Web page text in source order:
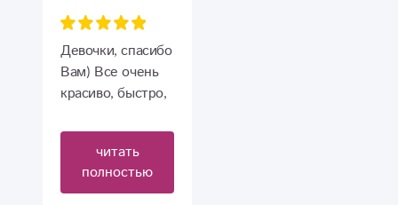
очень довольна.
Спасибо Вам
большое.
Девочки, спасибо
Вам) Все очень
красиво, быстро,
читать
полностью